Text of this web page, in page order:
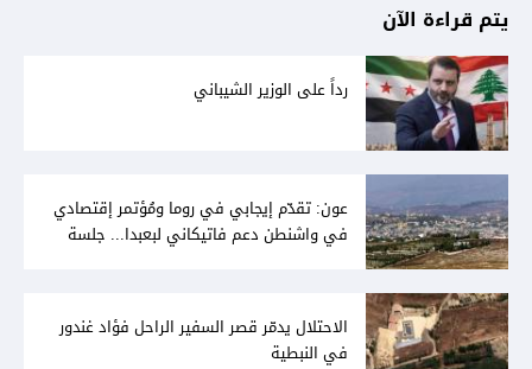
يتم قراءة الآن
رداً على الوزير الشيباني
عون: تقدّم إيجابي في روما ومُؤتمر إقتصادي
في واشنطن دعم فاتيكاني لبعبدا... جلسة
الاحتلال يدمّر قصر السفير الراحل فؤاد غندور
في النبطية